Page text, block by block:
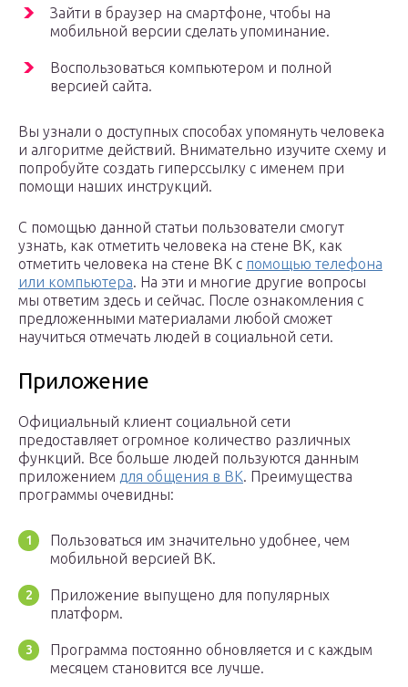
Зайти в браузер на смартфоне, чтобы на
мобильной версии сделать упоминание.
Воспользоваться компьютером и полной
версией сайта.
Вы узнали о доступных способах упомянуть человека
и алгоритме действий. Внимательно изучите схему и
попробуйте создать гиперссылку с именем при
помощи наших инструкций.
С помощью данной статьи пользователи смогут
узнать, как отметить человека на стене ВК, как
отметить человека на стене ВК с помощью телефона
или компьютера. На эти и многие другие вопросы
мы ответим здесь и сейчас. После ознакомления с
предложенными материалами любой сможет
научиться отмечать людей в социальной сети.
Приложение
Официальный клиент социальной сети
предоставляет огромное количество различных
функций. Все больше людей пользуются данным
приложением для общения в ВК. Преимущества
программы очевидны:
Пользоваться им значительно удобнее, чем
мобильной версией ВК.
Приложение выпущено для популярных
платформ.
Программа постоянно обновляется и с каждым
месяцем становится все лучше.